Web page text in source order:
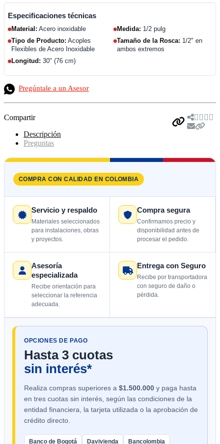
Especificaciones técnicas
Material: Acero inoxidable Medida: 1/2 pulg
Tipo de Producto: Acoples
Flexibles de Acero Inoxidable
Tamaño de la Rosca: 1/2" en
ambos extremos
Longitud: 30" (76 cm)
Pregúntale a un Asesor
Compartir
Descripción
Preguntas
COMPRA CON CALIDAD EN COLOMBIA
Servicio y respaldo
Materiales seleccionados
para instalaciones, obras
y proyectos.
Compra segura
Confirmamos precio y
disponibilidad antes de
procesar el pedido.
Asesoría
especializada
Recibe orientación para
seleccionar la referencia
adecuada.
Entrega con Seguro
Recibe por transportadora
con seguro de daño o
pérdida.
OPCIONES DE PAGO
Hasta 3 cuotas
sin interés*
Realiza compras superiores a $1.500.000 y paga hasta
en tres cuotas sin interés, según las condiciones de la
entidad financiera, la tarjeta utilizada o la aprobación de
crédito directo.
Banco de Bogotá Davivienda Bancolombia